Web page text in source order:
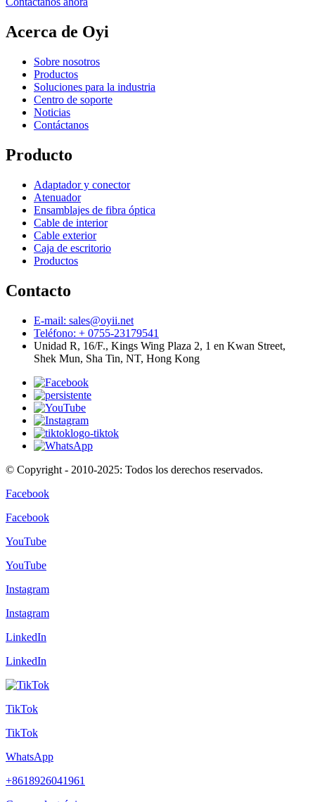
Acerca de Oyi
Sobre nosotros
Productos
Soluciones para la industria
Centro de soporte
Noticias
Contáctanos
Producto
Adaptador y conector
Atenuador
Ensamblajes de fibra óptica
Cable de interior
Cable exterior
Caja de escritorio
Productos
Contacto
E-mail: sales@oyii.net
Teléfono: + 0755-23179541
Unidad R, 16/F., Kings Wing Plaza 2, 1 en Kwan Street,
Shek Mun, Sha Tin, NT, Hong Kong
© Copyright - 2010-2025: Todos los derechos reservados.
Facebook
Facebook
YouTube
YouTube
Instagram
Instagram
LinkedIn
LinkedIn
TikTok
TikTok
WhatsApp
+8618926041961